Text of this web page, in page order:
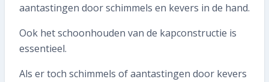
aantastingen door schimmels en kevers in de hand.
Ook het schoonhouden van de kapconstructie is
essentieel.
Als er toch schimmels of aantastingen door kevers